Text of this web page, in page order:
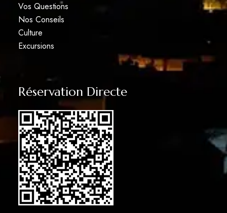
Vos Questions
Nos Conseils
Culture
Excursions
Réservation Directe